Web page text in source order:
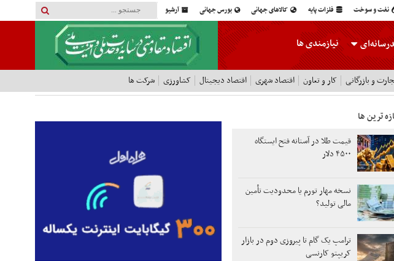
نفت و سوخت فلزات پایه کالاهای جهانی بورس جهانی آرشیو
نیازمندی ها
و بازرگانی کار و تعاون اقتصاد شهری اقتصاد دیجیتال کشاورزی شرکت ها
ترین ها
قیمت طلا در آستانه فتح ایستگاه
۴۵۰۰ دلار
نسخه مهار تورم یا محدودیت تأمین
مالی تولید؟
ترامپ یک گام تا پیروزی دوم در بازار
کریپتو کارنسی